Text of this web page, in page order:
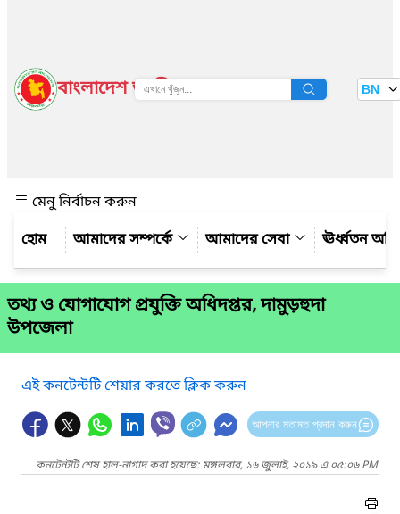
বাংলাদেশ জাতীয় তথ্য বাতায়ন BN
মেনু নির্বাচন করুন
আমাদের সম্পর্কে
আমাদের সেবা ঊর্ধ্বতন
তথ্য ও যোগাযোগ প্রযুক্তি অধিদপ্তর, দামুড়হুদা
উপজেলা
এই কনটেন্টটি শেয়ার করতে ক্লিক করুন
আপনার মতামত প্রদান করুন
কনটেন্টটি শেষ হাল-নাগাদ করা হয়েছে: মঙ্গলবার, ১৬ জুলাই, ২০১৯ এ ০৫:০৬ PM